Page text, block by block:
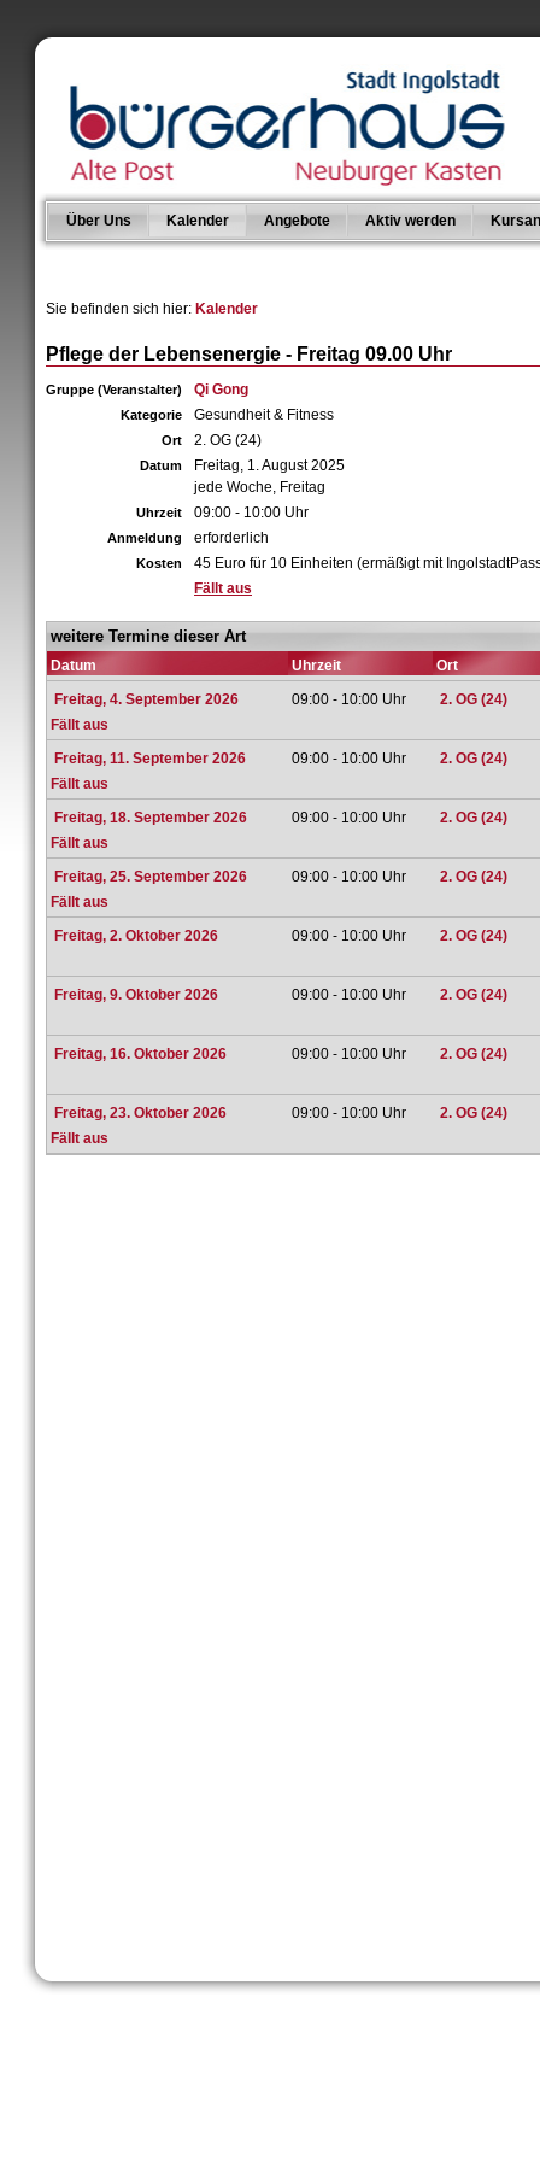
Über Uns Kalender Angebote Aktiv werden
Sie befinden sich hier: Kalender
Pflege der Lebensenergie - Freitag 09.00 Uhr
Gruppe (Veranstalter) Qi Gong
Kategorie Gesundheit & Fitness
Ort 2. OG (24)
Datum
Freitag, 1. August 2025
jede Woche, Freitag
Uhrzeit 09:00 - 10:00 Uhr
Anmeldung erforderlich
Kosten
45 Euro für 10 Einheiten (ermäßigt mit
Fällt aus
weitere Termine dieser Art
Datum Uhrzeit
Ort
Freitag, 4. September 2026
Fällt aus
09:00 - 10:00 Uhr 2. OG (24)
Freitag, 11. September 2026
Fällt aus
09:00 - 10:00 Uhr 2. OG (24)
Freitag, 18. September 2026
Fällt aus
09:00 - 10:00 Uhr 2. OG (24)
Freitag, 25. September 2026
Fällt aus
09:00 - 10:00 Uhr 2. OG (24)
Freitag, 2. Oktober 2026 09:00 - 10:00 Uhr 2. OG (24)
Freitag, 9. Oktober 2026 09:00 - 10:00 Uhr 2. OG (24)
Freitag, 16. Oktober 2026 09:00 - 10:00 Uhr 2. OG (24)
Freitag, 23. Oktober 2026
Fällt aus
09:00 - 10:00 Uhr 2. OG (24)